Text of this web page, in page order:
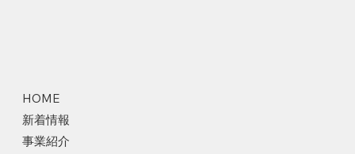
HOME
新着情報
事業紹介